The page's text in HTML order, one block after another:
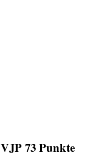
VJP 73 Punkte